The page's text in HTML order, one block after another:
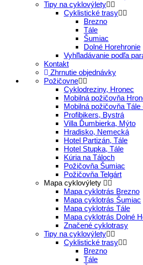
Tipy na cyklovýlety
Cyklistické trasy
Brezno
Tále
Šumiac
Dolné Horehronie
Vyhľladávanie podľa
Kontakt
Zhrnutie objednávky
Požičovne
Cyklodreziny, Hronec
Mobilná požičovňa
Mobilná požičovňa Tále
Profibikers, Bystrá
Villa Ďumbierka, Mýto
Hradisko, Nemecká
Hotel Partizán, Tále
Hotel Stupka, Tále
Kúria na Táloch
Požičovňa Šumiac
Požičovňa Telgárt
Mapa cyklovýlety
Mapa cyklotrás Brezno
Mapa cyklotrás Šumiac
Mapa cyklotrás Tále
Mapa cyklotrás Dolné
Značené cyklotrasy
Tipy na cyklovýlety
Cyklistické trasy
Brezno
Tále